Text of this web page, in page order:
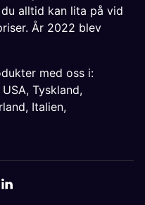
alltid kan lita på vid
År 2022 blev
med oss i:
USA, Tyskland,
, Italien,